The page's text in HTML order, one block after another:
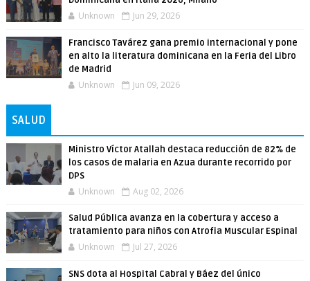
Unknown Jun 29, 2026
Francisco Tavárez gana premio internacional y pone
en alto la literatura dominicana en la Feria del Libro
de Madrid
Unknown Jun 09, 2026
SALUD
Ministro Víctor Atallah destaca reducción de 82% de
los casos de malaria en Azua durante recorrido por
DPS
Unknown Aug 02, 2026
Salud Pública avanza en la cobertura y acceso a
tratamiento para niños con Atrofia Muscular Espinal
Unknown Jul 27, 2026
SNS dota al Hospital Cabral y Báez del único